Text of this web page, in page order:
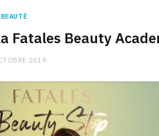
BEAUTÉ
Fatales Beauty
2019